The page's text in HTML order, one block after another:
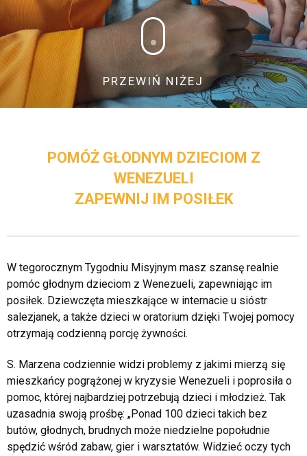
PRZEWIŃ NIŻEJ
POMÓŻ GŁODNYM DZIECIOM Z
WENEZUELI
ZAPEWNIJ IM POSIŁEK
W tegorocznym Tygodniu Misyjnym masz szansę realnie
pomóc głodnym dzieciom z Wenezueli, zapewniając im
posiłek. Dziewczęta mieszkające w internacie u sióstr
salezjanek, a także dzieci w oratorium dzięki Twojej pomocy
otrzymają codzienną porcję żywności.
S. Marzena codziennie widzi problemy z jakimi mierzą się
mieszkańcy pogrążonej w kryzysie Wenezueli i poprosiła o
pomoc, której najbardziej potrzebują dzieci i młodzież. Tak
uzasadnia swoją prośbę: „Ponad 100 dzieci takich bez
butów, głodnych, brudnych może niedzielne popołudnie
spędzić wśród zabaw, gier i warsztatów. Widzieć oczy tych